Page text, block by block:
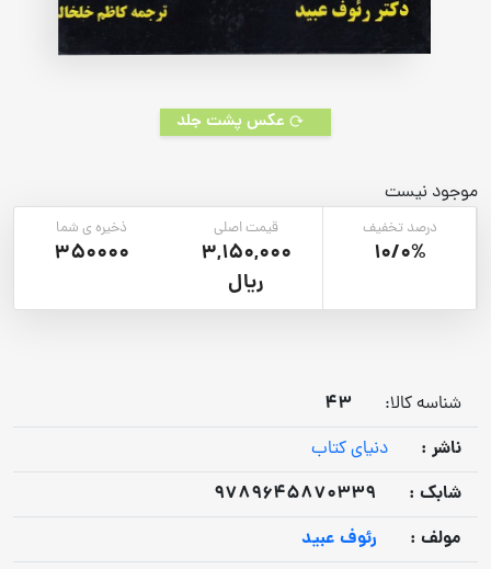
عکس پشت جلد
موجود نیست
درصد تخفیف
10/0%
قیمت اصلی
3,150,000
ریال
ذخیره ی شما
350000
شناسه کالا:
43
ناشر :
دنیای کتاب
شابک :
9789645870339
مولف :
رئوف عبید